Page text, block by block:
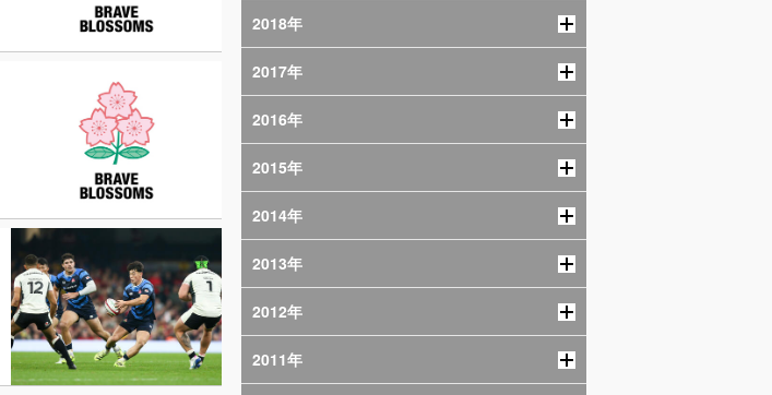
2018年
2017年
2016年
2015年
2014年
2013年
2012年
2011年